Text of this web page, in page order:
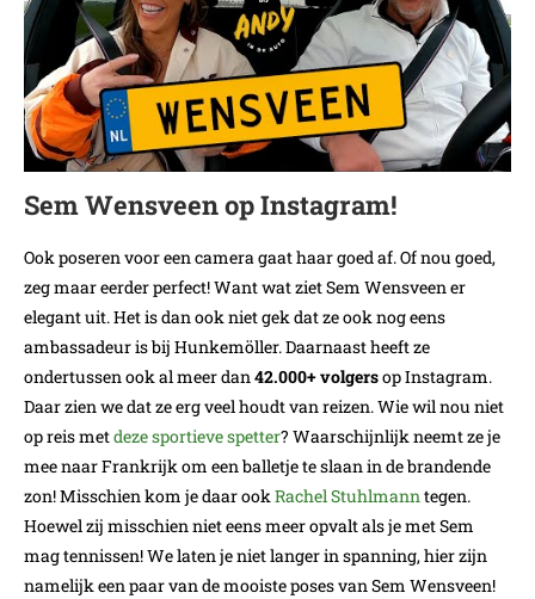
Sem Wensveen op Instagram!
Ook poseren voor een camera gaat haar goed af. Of nou goed,
zeg maar eerder perfect! Want wat ziet Sem Wensveen er
elegant uit. Het is dan ook niet gek dat ze ook nog eens
ambassadeur is bij Hunkemöller. Daarnaast heeft ze
ondertussen ook al meer dan42.000+ volgersop Instagram.
Daar zien we dat ze erg veel houdt van reizen. Wie wil nou niet
op reis metdeze sportieve spetter? Waarschijnlijk neemt ze je
mee naar Frankrijk om een balletje te slaan in de brandende
zon! Misschien kom je daar ookRachel Stuhlmanntegen.
Hoewel zij misschien niet eens meer opvalt als je met Sem
mag tennissen! We laten je niet langer in spanning, hier zijn
namelijk een paar van de mooiste poses van Sem Wensveen!